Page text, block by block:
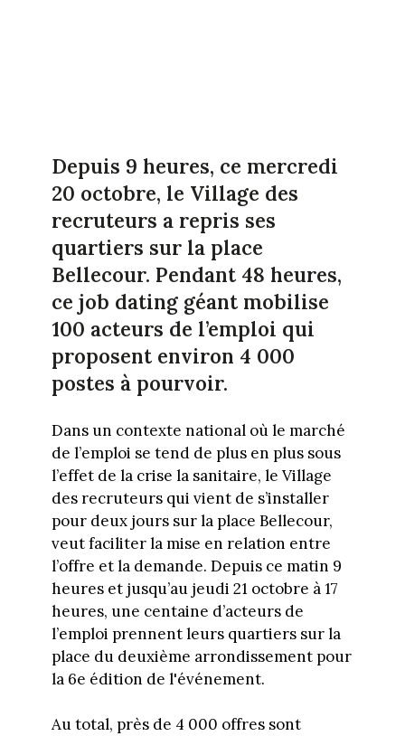
Depuis 9 heures, ce mercredi
20 octobre, le Village des
recruteurs a repris ses
quartiers sur la place
Bellecour. Pendant 48 heures,
ce job dating géant mobilise
100 acteurs de l’emploi qui
proposent environ 4 000
postes à pourvoir.
Dans un contexte national où le marché
de l’emploi se tend de plus en plus sous
l’effet de la crise la sanitaire, le Village
des recruteurs qui vient de s’installer
pour deux jours sur la place Bellecour,
veut faciliter la mise en relation entre
l’offre et la demande. Depuis ce matin 9
heures et jusqu’au jeudi 21 octobre à 17
heures, une centaine d’acteurs de
l’emploi prennent leurs quartiers sur la
place du deuxième arrondissement pour
la 6e édition de l'événement.
Au total, près de 4 000 offres sont